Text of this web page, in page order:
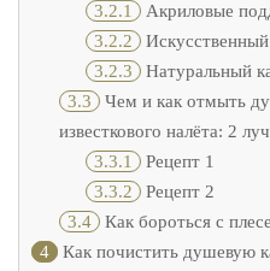
3.2.1
Акриловые
3.2.2
3.2.3
Натуральный
3.3 Чем и как отмыть
известкового налёта: 2
3.3.1
Рецепт 1
3.3.2
Рецепт 2
3.4 Как бороться с
4
Как почистить душевую